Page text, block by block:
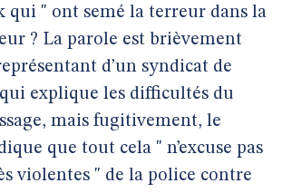
qui " ont semé la terreur dans la
? La parole est brièvement
d’un syndicat de
explique les difficultés du
mais fugitivement, le
que tout cela " n’excuse pas
violentes " de la police contre